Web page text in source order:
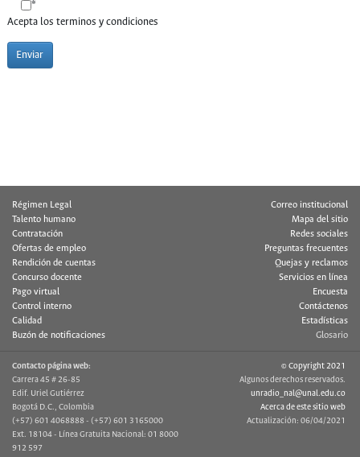
*
Acepta los terminos y condiciones
Enviar
Régimen Legal
Talento humano
Contratación
Ofertas de empleo
Rendición de cuentas
Concurso docente
Pago virtual
Control interno
Calidad
Buzón de notificaciones
Correo institucional
Mapa del sitio
Redes sociales
Preguntas frecuentes
Quejas y reclamos
Servicios en línea
Encuesta
Contáctenos
Estadísticas
Glosario
Contacto página web:
Carrera 45 # 26-85
Edif. Uriel Gutiérrez
Bogotá D.C., Colombia
(+57) 601 4068888 - (+57) 601 3165000
Ext. 18104 - Línea Gratuita Nacional: 01 8000
912 597
© Copyright 2021
Algunos derechos reservados.
unradio_nal@unal.edu.co
Acerca de este sitio web
Actualización: 06/04/2021